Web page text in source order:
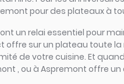
pour des plateaux à
un relai essentiel pour
offre sur un plateau toute
de votre cuisine. Et
, ou à Aspremont offre un